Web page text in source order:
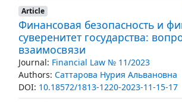
Article
Финансовая безопасность и
суверенитет государства:
взаимосвязи
Journal: Financial Law № 11/2023
Authors: Саттарова Нурия Альвановна
DOI: 10.18572/1813-1220-2023-11-15-17